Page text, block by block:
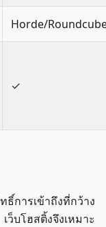
Horde/
✓
ารเข้าถึงที่กว้าง
บโฮสติ้งจึงเหมาะ